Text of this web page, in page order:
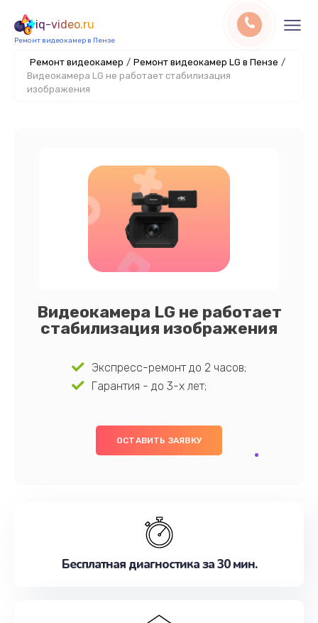
iq-video.ru
Ремонт видеокамер в Пензе
Ремонт видеокамер / Ремонт видеокамер LG в Пензе /
Видеокамера LG не работает стабилизация
изображения
Видеокамера LG не работает
стабилизация изображения
Экспресс-ремонт до 2 часов;
Гарантия - до 3-х лет;
ОСТАВИТЬ ЗАЯВКУ
Бесплатная диагностика за 30 мин.